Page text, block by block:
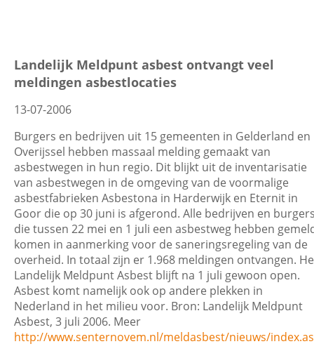
Wis filters
Landelijk Meldpunt asbest ontvangt veel
meldingen asbestlocaties
13-07-2006
Burgers en bedrijven uit 15 gemeenten in Gelderland en
Overijssel hebben massaal melding gemaakt van
asbestwegen in hun regio. Dit blijkt uit de inventarisatie
van asbestwegen in de omgeving van de voormalige
asbestfabrieken Asbestona in Harderwijk en Eternit in
Goor die op 30 juni is afgerond. Alle bedrijven en
die tussen 22 mei en 1 juli een asbestweg hebben
komen in aanmerking voor de saneringsregeling van de
overheid. In totaal zijn er 1.968 meldingen ontvangen.
Landelijk Meldpunt Asbest blijft na 1 juli gewoon open.
Asbest komt namelijk ook op andere plekken in
Nederland in het milieu voor. Bron: Landelijk Meldpunt
Asbest, 3 juli 2006. Meer
http://www.senternovem.nl/meldasbest/nieuws/